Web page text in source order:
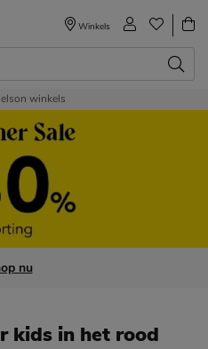
Winkels
volgende dag in huis
en retour
betaal later
winkels
nu
kids in het rood